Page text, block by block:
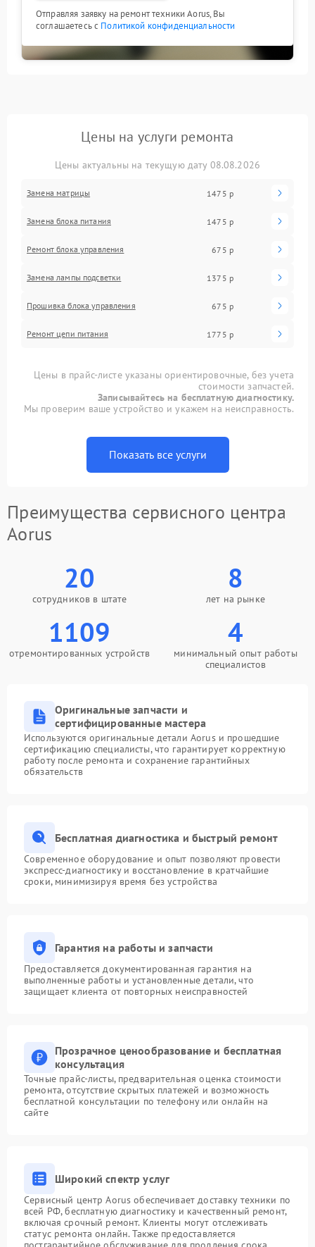
Отправляя заявку на ремонт техники Aorus, Вы
соглашаетесь с Политикой конфиденциальности
Цены на услуги ремонта
Цены актуальны на текущую дату 08.08.2026
Замена матрицы 1475 р
Замена блока питания 1475 р
Ремонт блока управления 675 р
Замена лампы подсветки 1375 р
Прошивка блока управления 675 р
Ремонт цепи питания 1775 р
Цены в прайс-листе указаны ориентировочные, без учета
стоимости запчастей.
Записывайтесь на бесплатную диагностику.
Мы проверим ваше устройство и укажем на неисправность.
Показать все услуги
Преимущества сервисного центра
Aorus
20
сотрудников в штате
8
лет на рынке
1109
отремонтированных устройств
4
минимальный опыт работы
специалистов
Оригинальные запчасти и
сертифицированные мастера
Используются оригинальные детали Aorus и прошедшие
сертификацию специалисты, что гарантирует корректную
работу после ремонта и сохранение гарантийных
обязательств
Бесплатная диагностика и быстрый ремонт
Современное оборудование и опыт позволяют провести
экспресс-диагностику и восстановление в кратчайшие
сроки, минимизируя время без устройства
Гарантия на работы и запчасти
Предоставляется документированная гарантия на
выполненные работы и установленные детали, что
защищает клиента от повторных неисправностей
Прозрачное ценообразование и бесплатная
консультация
Точные прайс-листы, предварительная оценка стоимости
ремонта, отсутствие скрытых платежей и возможность
бесплатной консультации по телефону или онлайн на
сайте
Широкий спектр услуг
Сервисный центр Aorus обеспечивает доставку техники по
всей РФ, бесплатную диагностику и качественный ремонт,
включая срочный ремонт. Клиенты могут отслеживать
статус ремонта онлайн. Также предоставляется